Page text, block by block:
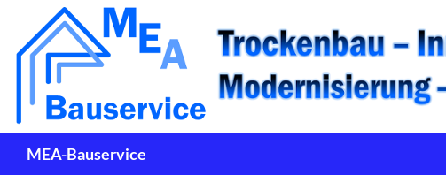
MEA-Bauservice